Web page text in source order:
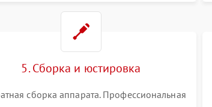
5. Сборка и юстировка
сборка аппарата. Профессиональная